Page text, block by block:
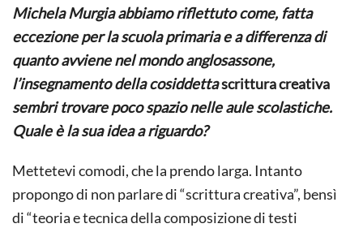
Michela Murgia abbiamo riflettuto come, fatta
eccezione per la scuola primaria e a differenza di
quanto avviene nel mondo anglosassone,
l’insegnamento della cosiddettascrittura creativa
sembri trovare poco spazio nelle aule scolastiche.
Quale è la sua idea a riguardo?
Mettetevi comodi, che la prendo larga. Intanto
propongo di non parlare di “scrittura creativa”, bensì
di “teoria e tecnica della composizione di testi